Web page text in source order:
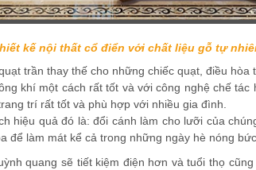
kế nội thất cổ điển với chất liệu gỗ tự
trần thay thế cho những chiếc quạt, điều
khí một cách rất tốt và với công nghệ chế
trí rất tốt và phù hợp với nhiều gia đình.
hiệu quả đó là: đổi cánh làm cho lưỡi của
để làm mát kể cả trong những ngày hè nóng
quang sẽ tiết kiệm điện hơn và tuổi thọ